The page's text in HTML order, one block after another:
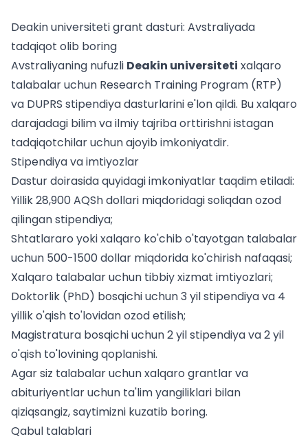
Deakin universiteti grant dasturi: Avstraliyada
tadqiqot olib boring
Avstraliyaning nufuzli Deakin universiteti xalqaro
talabalar uchun Research Training Program (RTP)
va DUPRS stipendiya dasturlarini e'lon qildi. Bu xalqaro
darajadagi bilim va ilmiy tajriba orttirishni istagan
tadqiqotchilar uchun ajoyib imkoniyatdir.
Stipendiya va imtiyozlar
Dastur doirasida quyidagi imkoniyatlar taqdim etiladi:
Yillik 28,900 AQSh dollari miqdoridagi soliqdan ozod
qilingan stipendiya;
Shtatlararo yoki xalqaro ko'chib o'tayotgan talabalar
uchun 500-1500 dollar miqdorida ko'chirish nafaqasi;
Xalqaro talabalar uchun tibbiy xizmat imtiyozlari;
Doktorlik (PhD) bosqichi uchun 3 yil stipendiya va 4
yillik o'qish to'lovidan ozod etilish;
Magistratura bosqichi uchun 2 yil stipendiya va 2 yil
o'qish to'lovining qoplanishi.
Agar siz talabalar uchunxalqaro grantlar va
abituriyentlar uchun ta'lim yangiliklari bilan
qiziqsangiz, saytimizni kuzatib boring.
Qabul talablari